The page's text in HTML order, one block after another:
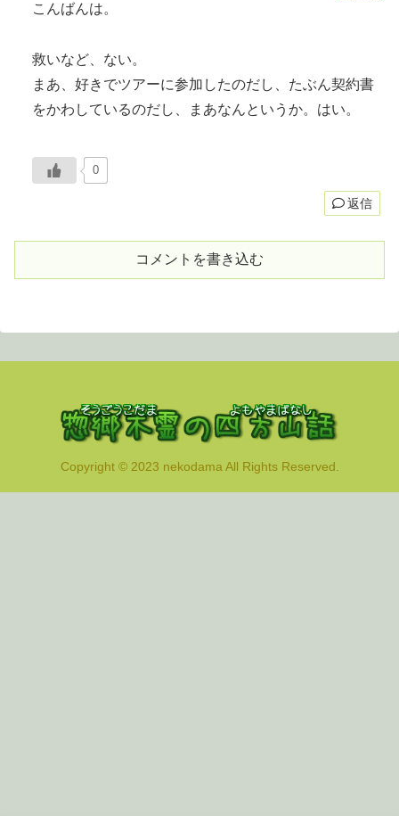
こんばんは。
救いなど、ない。
まあ、好きでツアーに参加したのだし、たぶん契約書
をかわしているのだし、まあなんというか。はい。
0
返信
コメントを書き込む
Copyright © 2023 nekodama All Rights Reserved.